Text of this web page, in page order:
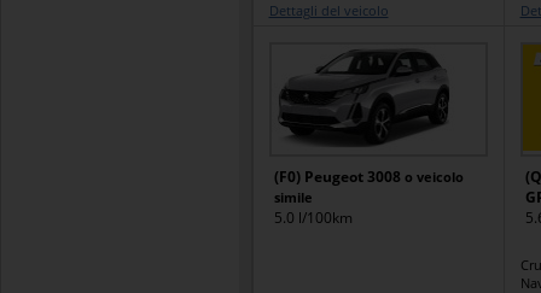
Dettagli del veicolo
(F0) Peugeot 3008 o veicolo
simile
5.0 l/100km